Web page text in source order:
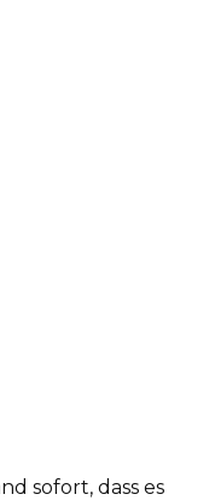
sofort, dass es